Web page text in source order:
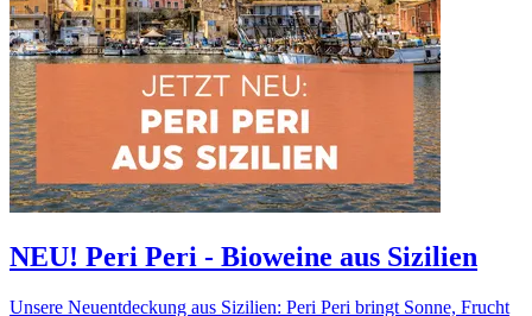
NEU! Peri Peri - Bioweine aus Sizilien
Unsere Neuentdeckung aus Sizilien: Peri Peri bringt Sonne, Frucht